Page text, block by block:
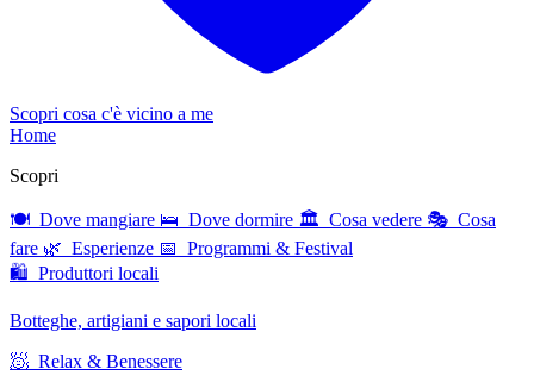
Scopri cosa c'è vicino a me
Home
Scopri
🍽 Dove mangiare 🛌 Dove dormire 🏛 Cosa vedere 🎭 Cosa
fare 🌿 Esperienze 📅 Programmi & Festival
🛍 Produttori locali
Botteghe, artigiani e sapori locali
🧖 Relax & Benessere